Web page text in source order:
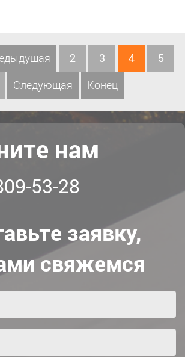
2 3 4
5
Следующая Конец
нам
53-28
заявку,
свяжемся